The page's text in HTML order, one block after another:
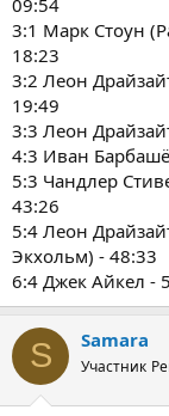
3:1 Марк Стоун
18:23
3:2 Леон
19:49
3:3 Леон
4:3 Иван
5:3 Чандлер
43:26
5:4 Леон
Экхольм) - 48:33
6:4 Джек Айкел -
S Samara
Участник